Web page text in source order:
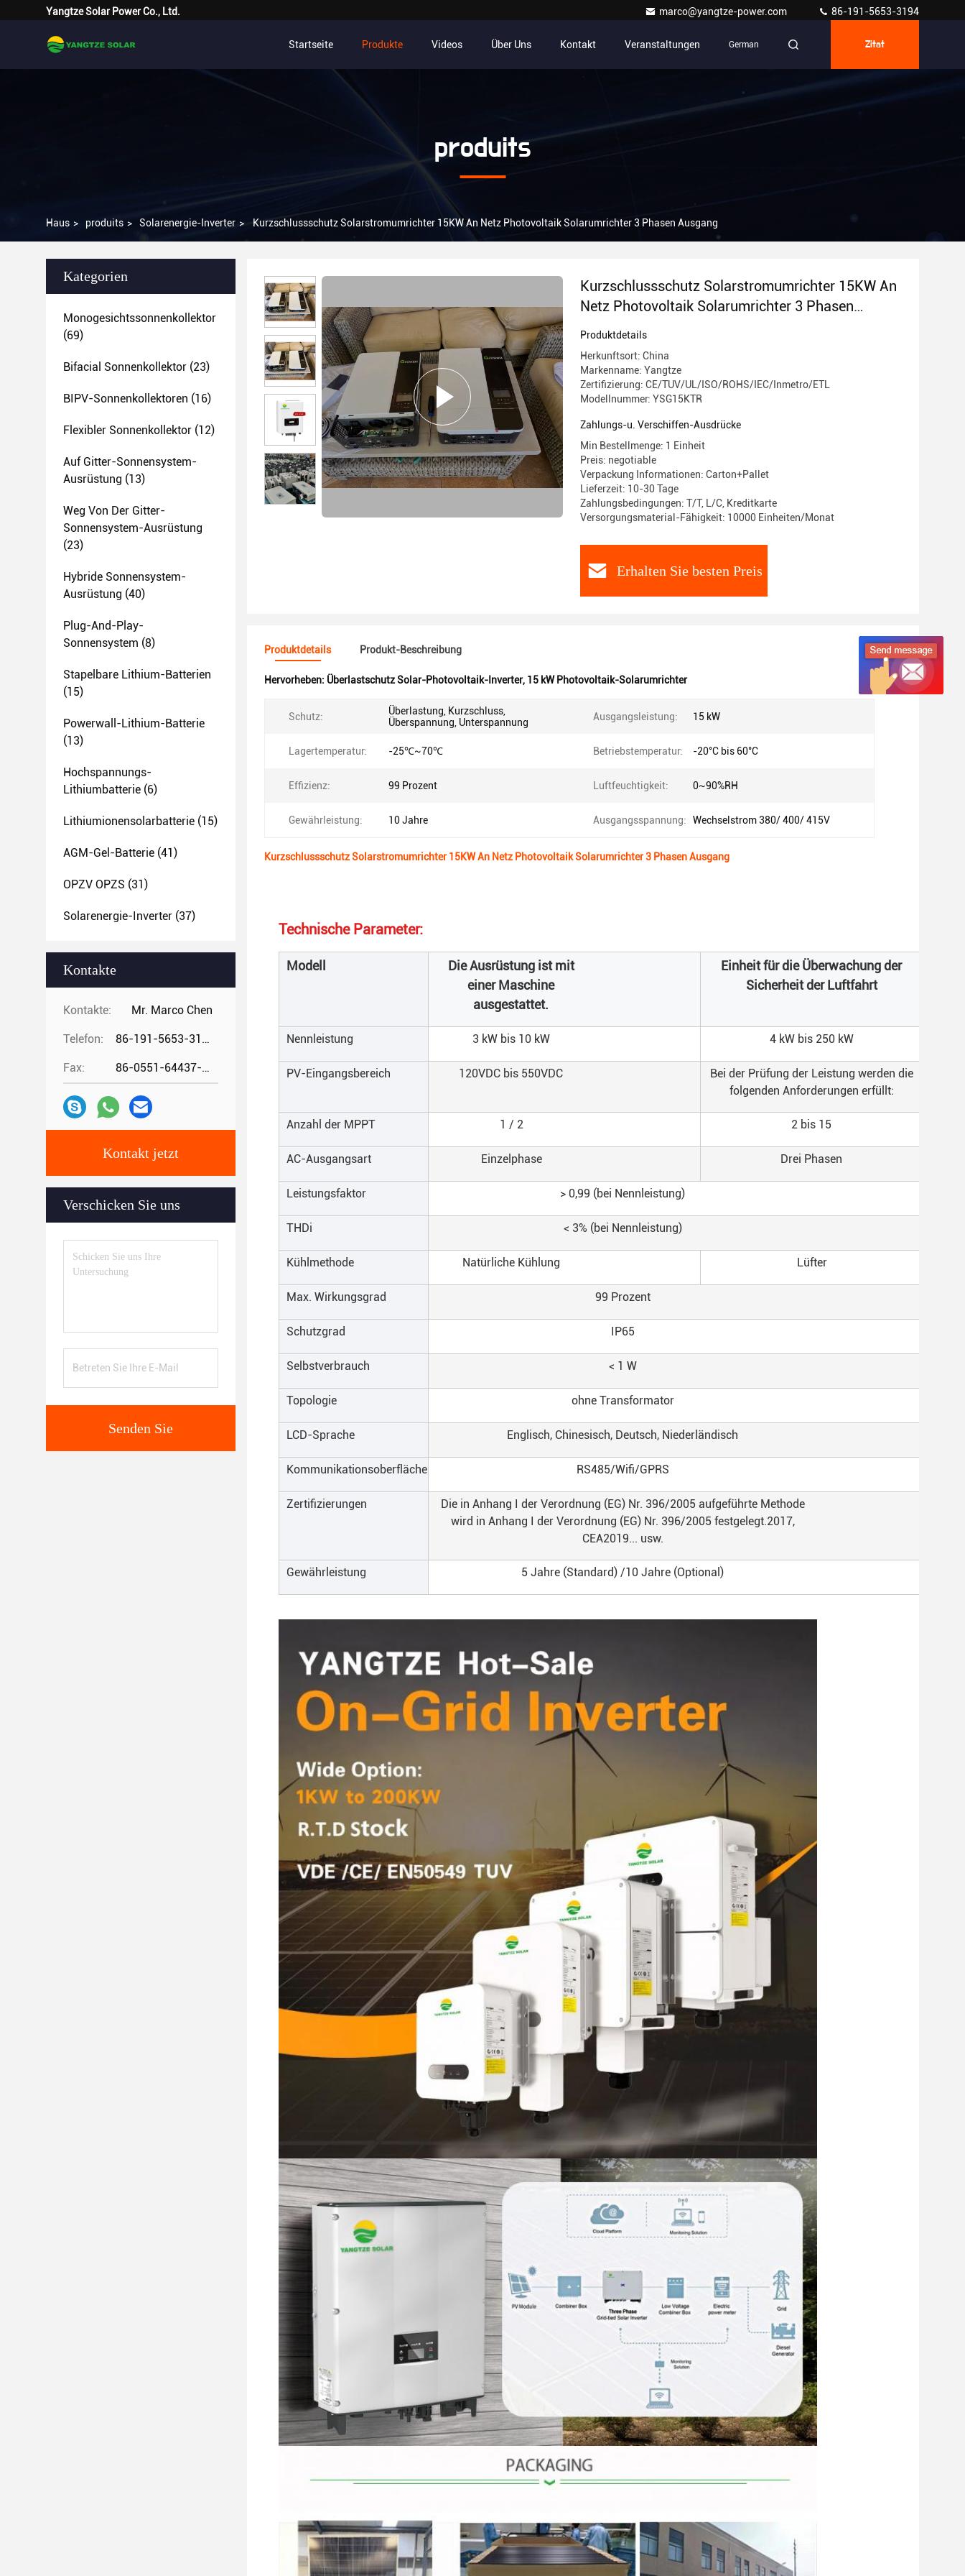
Yangtze Solar Power Co., Ltd. marco@yangtze-power.com 86-191-5653-3194
Startseite Produkte Videos Über Uns Kontakt Veranstaltungen German Zitat
produits
Haus > produits > Solarenergie-Inverter > Kurzschlussschutz Solarstromumrichter 15KW An Netz Photovoltaik Solarumrichter 3 Phasen Ausgang
Kategorien
Monogesichtssonnenkollektor
(69)
Bifacial Sonnenkollektor (23)
BIPV-Sonnenkollektoren (16)
Flexibler Sonnenkollektor (12)
Auf Gitter-Sonnensystem-
Ausrüstung (13)
Weg Von Der Gitter-
Sonnensystem-Ausrüstung
(23)
Hybride Sonnensystem-
Ausrüstung (40)
Plug-And-Play-
Sonnensystem (8)
Stapelbare Lithium-Batterien
(15)
Powerwall-Lithium-Batterie
(13)
Hochspannungs-
Lithiumbatterie (6)
Lithiumionensolarbatterie (15)
AGM-Gel-Batterie (41)
OPZV OPZS (31)
Solarenergie-Inverter (37)
Kontakte
Kontakte: Mr. Marco Chen
Telefon: 86-191-5653-3194
Fax: 86-0551-64437-729
Kontakt jetzt
Verschicken Sie uns
Senden Sie
Kurzschlussschutz Solarstromumrichter 15KW An
Netz Photovoltaik Solarumrichter 3 Phasen
Ausgang
Produktdetails
Herkunftsort: China
Markenname: Yangtze
Zertifizierung: CE/TUV/UL/ISO/ROHS/IEC/Inmetro/ETL
Modellnummer: YSG15KTR
Zahlungs-u. Verschiffen-Ausdrücke
Min Bestellmenge: 1 Einheit
Preis: negotiable
Verpackung Informationen: Carton+Pallet
Lieferzeit: 10-30 Tage
Zahlungsbedingungen: T/T, L/C, Kreditkarte
Versorgungsmaterial-Fähigkeit: 10000 Einheiten/Monat
Erhalten Sie besten Preis
Produktdetails Produkt-Beschreibung
Hervorheben: Überlastschutz Solar-Photovoltaik-Inverter, 15 kW Photovoltaik-Solarumrichter
Schutz:
Überlastung, Kurzschluss,
Überspannung, Unterspannung
Ausgangsleistung: 15 kW
Lagertemperatur: -25℃~70℃ Betriebstemperatur: -20°C bis 60°C
Effizienz: 99 Prozent Luftfeuchtigkeit: 0~90%RH
Gewährleistung: 10 Jahre Ausgangsspannung: Wechselstrom 380/ 400/ 415V
Kurzschlussschutz Solarstromumrichter 15KW An Netz Photovoltaik Solarumrichter 3 Phasen Ausgang
Technische Parameter:
Modell
Die Ausrüstung ist mit
einer Maschine
ausgestattet.
Einheit für die Überwachung der
Sicherheit der Luftfahrt
Nennleistung 3 kW bis 10 kW 4 kW bis 250 kW
PV-Eingangsbereich 120VDC bis 550VDC
Bei der Prüfung der Leistung werden die
folgenden Anforderungen erfüllt:
Anzahl der MPPT 1 / 2 2 bis 15
AC-Ausgangsart Einzelphase Drei Phasen
Leistungsfaktor > 0,99 (bei Nennleistung)
THDi < 3% (bei Nennleistung)
Kühlmethode Natürliche Kühlung Lüfter
Max. Wirkungsgrad 99 Prozent
Schutzgrad IP65
Selbstverbrauch < 1 W
Topologie ohne Transformator
LCD-Sprache Englisch, Chinesisch, Deutsch, Niederländisch
Kommunikationsoberfläche RS485/Wifi/GPRS
Zertifizierungen
Die in Anhang I der Verordnung (EG) Nr. 396/2005 aufgeführte Methode
wird in Anhang I der Verordnung (EG) Nr. 396/2005 festgelegt.2017,
CEA2019... usw.
Gewährleistung 5 Jahre (Standard) /10 Jahre (Optional)